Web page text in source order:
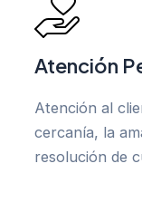
Atención
Atención al
cercanía, la
resolución de